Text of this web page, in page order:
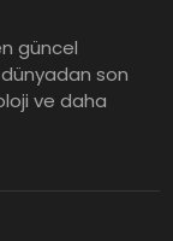
güncel
son
ve daha